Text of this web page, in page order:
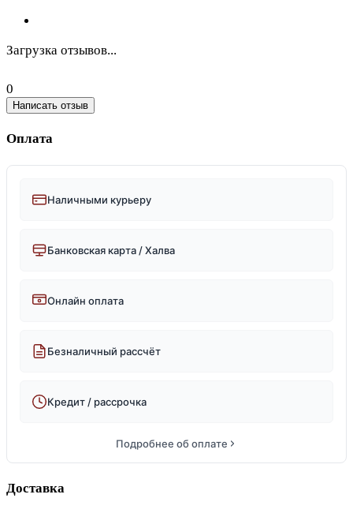
Загрузка отзывов...
0
Написать отзыв
Оплата
Наличными курьеру
Банковская карта / Халва
Онлайн оплата
Безналичный рассчёт
Кредит / рассрочка
Подробнее об оплате
Доставка